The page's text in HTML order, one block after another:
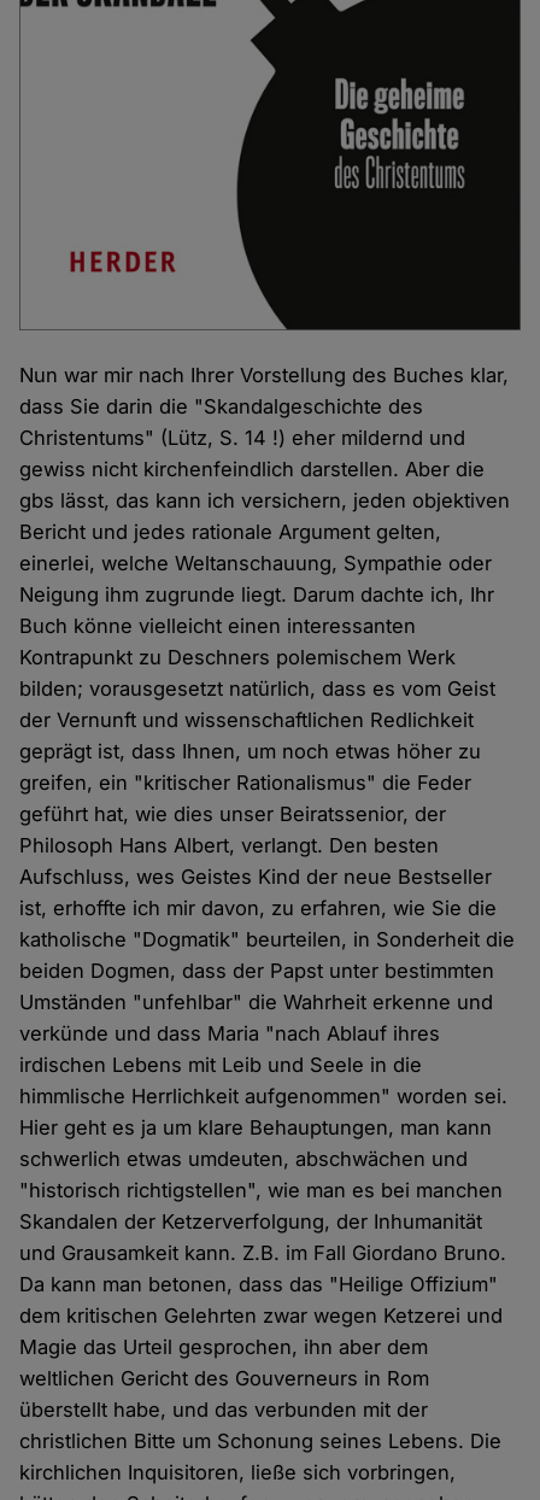
Nun war mir nach Ihrer Vorstellung des Buches klar,
dass Sie darin die "Skandalgeschichte des
Christentums" (Lütz, S. 14 !) eher mildernd und
gewiss nicht kirchenfeindlich darstellen. Aber die
gbs lässt, das kann ich versichern, jeden objektiven
Bericht und jedes rationale Argument gelten,
einerlei, welche Weltanschauung, Sympathie oder
Neigung ihm zugrunde liegt. Darum dachte ich, Ihr
Buch könne vielleicht einen interessanten
Kontrapunkt zu Deschners polemischem Werk
bilden; vorausgesetzt natürlich, dass es vom Geist
der Vernunft und wissenschaftlichen Redlichkeit
geprägt ist, dass Ihnen, um noch etwas höher zu
greifen, ein "kritischer Rationalismus" die Feder
geführt hat, wie dies unser Beiratssenior, der
Philosoph Hans Albert, verlangt. Den besten
Aufschluss, wes Geistes Kind der neue Bestseller
ist, erhoffte ich mir davon, zu erfahren, wie Sie die
katholische "Dogmatik" beurteilen, in Sonderheit die
beiden Dogmen, dass der Papst unter bestimmten
Umständen "unfehlbar" die Wahrheit erkenne und
verkünde und dass Maria "nach Ablauf ihres
irdischen Lebens mit Leib und Seele in die
himmlische Herrlichkeit aufgenommen" worden sei.
Hier geht es ja um klare Behauptungen, man kann
schwerlich etwas umdeuten, abschwächen und
"historisch richtigstellen", wie man es bei manchen
Skandalen der Ketzerverfolgung, der Inhumanität
und Grausamkeit kann. Z.B. im Fall Giordano Bruno.
Da kann man betonen, dass das "Heilige Offizium"
dem kritischen Gelehrten zwar wegen Ketzerei und
Magie das Urteil gesprochen, ihn aber dem
weltlichen Gericht des Gouverneurs in Rom
überstellt habe, und das verbunden mit der
christlichen Bitte um Schonung seines Lebens. Die
kirchlichen Inquisitoren, ließe sich vorbringen,